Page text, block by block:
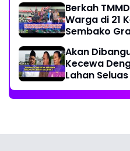
Berkah
Warga di 21
Sembako
Akan Dibangun
Kecewa
Lahan